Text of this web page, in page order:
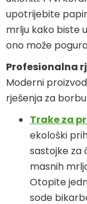
upotrijebite
mrlju kako biste
ono može
Profesionalna
Moderni
rješenja za
Trake za
ekološki
sastojke za
masnih
Otopite
sode